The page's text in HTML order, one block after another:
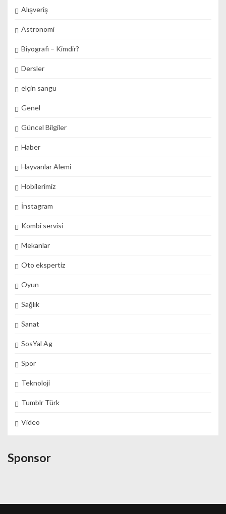
Alışveriş
Astronomi
Biyografi – Kimdir?
Dersler
elçin sangu
Genel
Güncel Bilgiler
Haber
Hayvanlar Alemi
Hobilerimiz
İnstagram
Kombi servisi
Mekanlar
Oto ekspertiz
Oyun
Sağlık
Sanat
SosYal Ag
Spor
Teknoloji
Tumblr Türk
Video
Sponsor